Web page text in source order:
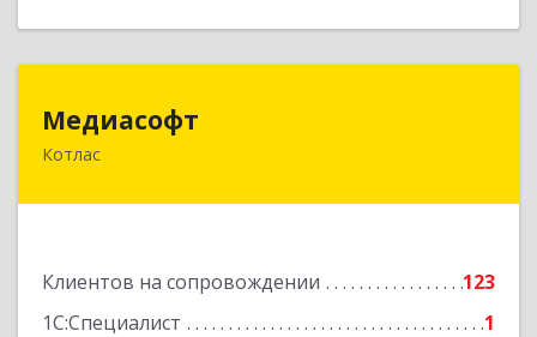
Медиасофт
Котлас
Клиентов на сопровождении
123
1С:Специалист
1